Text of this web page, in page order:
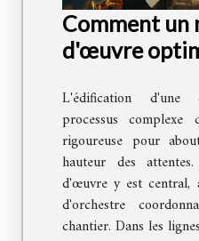
Comment un
d'œuvre
construction
L'édification
processus
rigoureuse pour
hauteur des
d'œuvre y est central,
d'orchestre
chantier. Dans les